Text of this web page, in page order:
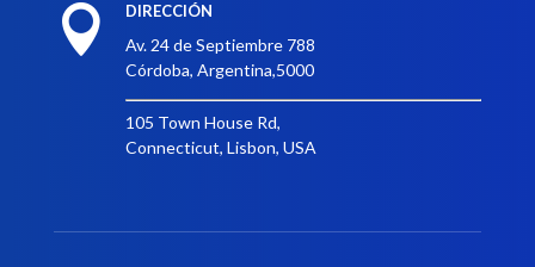
 DIRECCIÓN
Av. 24 de Septiembre 788
Córdoba, Argentina,5000
105 Town House Rd,
Connecticut, Lisbon, USA